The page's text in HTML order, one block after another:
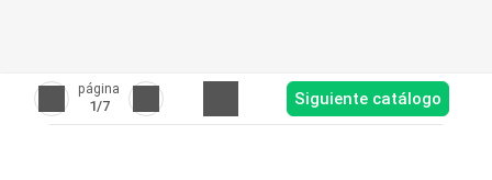
página
1/7 Siguiente catálogo